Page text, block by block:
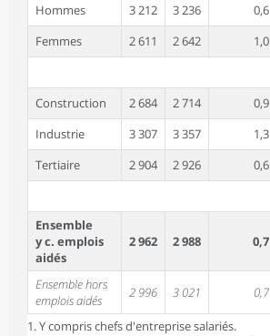
Hommes 3 212 3 236 0,6
Femmes
2 611 2 642 1,0
Construction 2 684 2 714 0,9
Industrie
3 307 3 357 1,3
Tertiaire
2 904 2 926 0,6
Ensemble
y c. emplois
aidés
2 962 2 988 0,7
Ensemble hors
emplois aidés
2 996 3 021 0,7
1. Y compris chefs d'entreprise salariés.